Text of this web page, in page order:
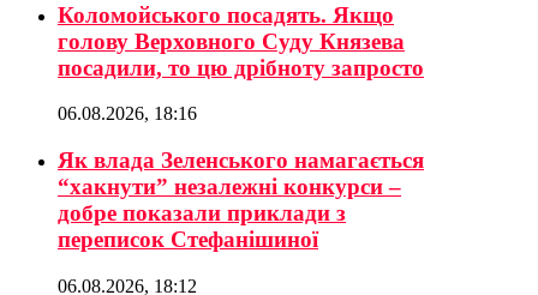
Коломойського посадять. Якщо
голову Верховного Суду Князева
посадили, то цю дрібноту запросто
06.08.2026, 18:16
Як влада Зеленського намагається
“хакнути” незалежні конкурси –
добре показали приклади з
переписок Стефанішиної
06.08.2026, 18:12